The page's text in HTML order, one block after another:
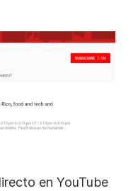
en YouTube